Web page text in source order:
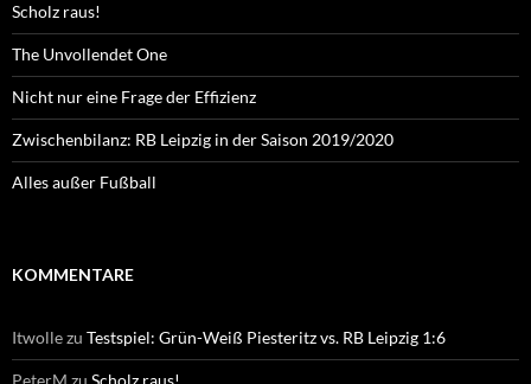
Scholz raus!
The Unvollendet One
Nicht nur eine Frage der Effizienz
Zwischenbilanz: RB Leipzig in der Saison 2019/2020
Alles außer Fußball
KOMMENTARE
Itwollezu Testspiel: Grün-Weiß Piesteritz vs. RB Leipzig 1:6